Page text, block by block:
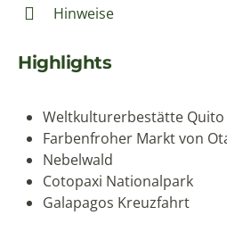
Hinweise
Highlights
Weltkulturerbestätte Quito
Farbenfroher Markt von
Nebelwald
Cotopaxi Nationalpark
Galapagos Kreuzfahrt